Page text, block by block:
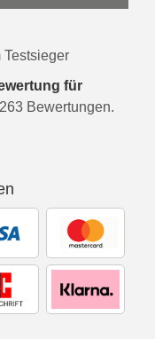
für
263 Bewertungen.